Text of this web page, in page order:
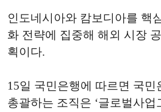
인도네시아와 캄보디아를 핵
화 전략에 집중해 해외 시장
획이다.
15일 국민은행에 따르면 국민
총괄하는 조직은 ‘글로벌사업